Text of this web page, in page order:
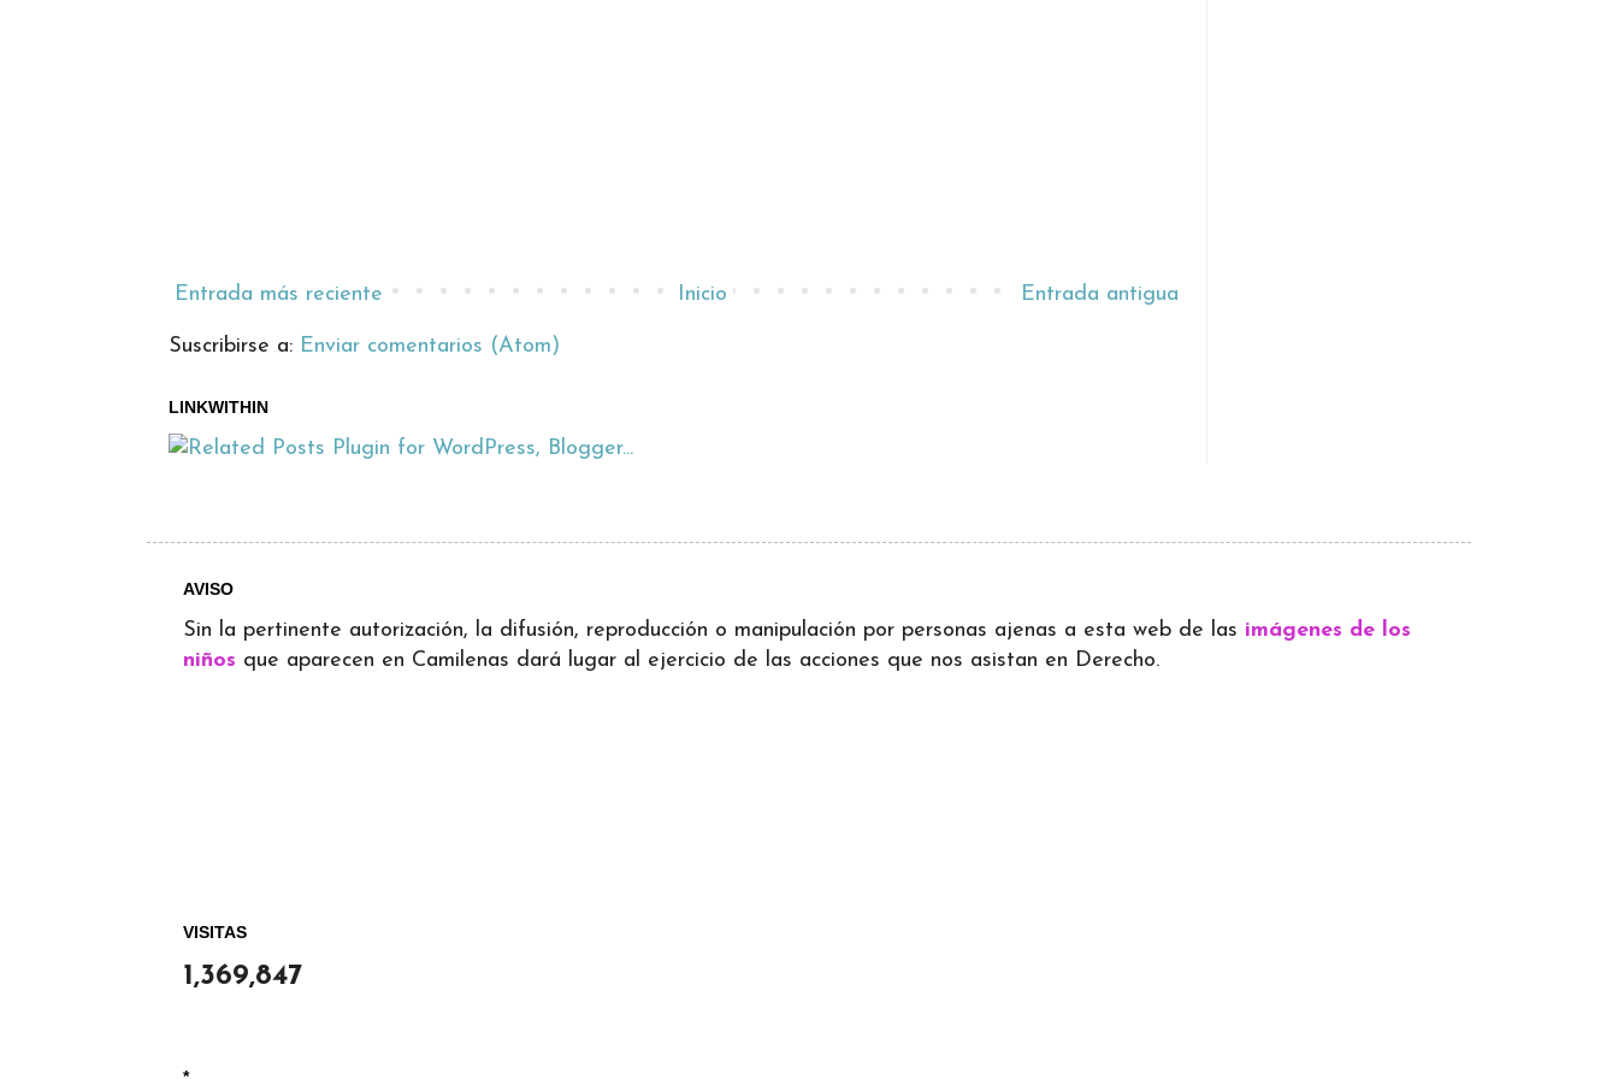
Entrada más reciente Entrada antigua
Inicio
Suscribirse a: Enviar comentarios (Atom)
LINKWITHIN
AVISO
Sin la pertinente autorización, la difusión, reproducción o manipulación por personas ajenas a esta web de las imágenes de los
niños que aparecen en Camilenas dará lugar al ejercicio de las acciones que nos asistan en Derecho.
VISITAS
1,369,847